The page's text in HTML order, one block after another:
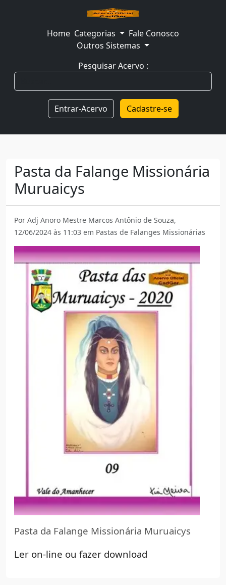
Home Categorias
Fale Conosco
Outros Sistemas
Pesquisar Acervo :
Entrar-Acervo Cadastre-se
Pasta da Falange Missionária
Muruaicys
Por Adj Anoro Mestre Marcos Antônio de Souza,
12/06/2024 às 11:03 em Pastas de Falanges Missionárias
Pasta da Falange Missionária Muruaicys
Ler on-line ou fazer download